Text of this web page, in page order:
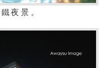
夜景 。